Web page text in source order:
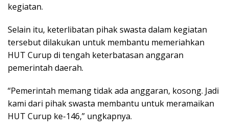
kegiatan.
Selain itu, keterlibatan pihak swasta dalam kegiatan
tersebut dilakukan untuk membantu memeriahkan
HUT Curup di tengah keterbatasan anggaran
pemerintah daerah.
“Pemerintah memang tidak ada anggaran, kosong. Jadi
kami dari pihak swasta membantu untuk meramaikan
HUT Curup ke-146,” ungkapnya.